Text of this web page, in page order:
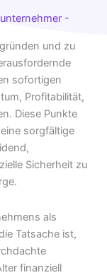
-
und zu
sofortigen
Profitabilität,
Diese Punkte
sorgfältige
Sicherheit zu
als
Tatsache ist,
finanziell